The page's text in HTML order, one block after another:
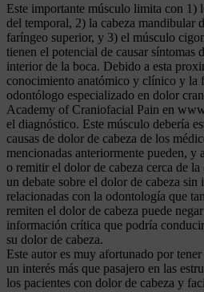
Este importante músculo limita con 1)
del temporal, 2) la cabeza mandibular
faríngeo superior, y 3) el músculo
tienen el potencial de causar síntomas
interior de la boca. Debido a esta
conocimiento anatómico y clínico y la
odontólogo especializado en dolor
Academy of Craniofacial Pain en
el diagnóstico. Este músculo debería
causas de dolor de cabeza de los
mencionadas anteriormente pueden, y
o remitir el dolor de cabeza cerca de
un debate sobre el dolor de cabeza sin
relacionadas con la odontología que
remiten el dolor de cabeza puede
información crítica que podría
su dolor de cabeza.
Este autor es muy afortunado por
un interés más que pasajero en las
los pacientes con dolor de cabeza y